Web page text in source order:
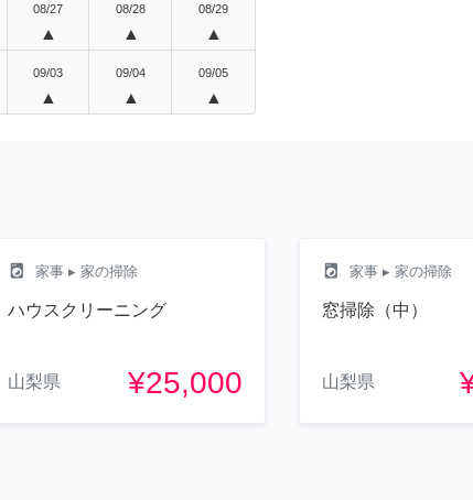
08/27
▲
08/28
▲
08/29
▲
09/03
▲
09/04
▲
09/05
▲
local_laundry_service 家事 ▸ 家の掃除
ハウスクリーニング
山梨県 ¥25,000
local_laundry_service 家事 ▸ 家の掃除
窓掃除（中）
山梨県